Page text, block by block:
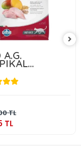
1,5 KG
TL
TL
891,65 TL